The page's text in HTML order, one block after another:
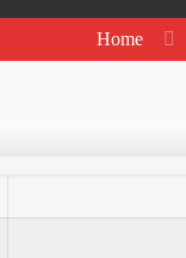
Home